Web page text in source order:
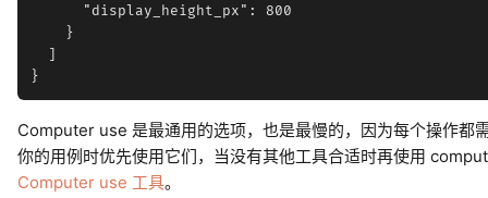
      "display_height_px": 800
    }
  ]
Computer use 是最通用的选项，也是最慢的，因为每个操作都
你的用例时优先使用它们，当没有其他工具合适时再使用
Computer use 工具。